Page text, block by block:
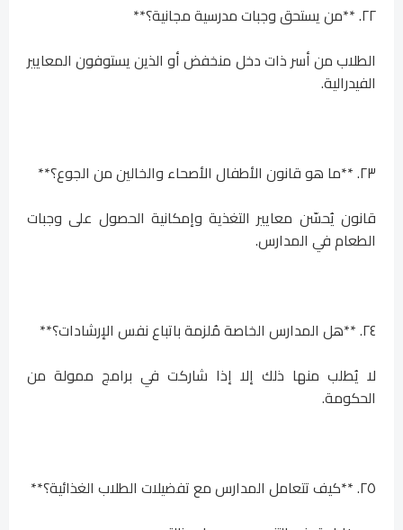
٢٢. **من يستحق وجبات مدرسية مجانية؟**
الطلاب من أسر ذات دخل منخفض أو الذين يستوفون المعايير
الفيدرالية.
٢٣. **ما هو قانون الأطفال الأصحاء والخالين من الجوع؟**
قانون يُحسّن معايير التغذية وإمكانية الحصول على وجبات
الطعام في المدارس.
٢٤. **هل المدارس الخاصة مُلزمة باتباع نفس الإرشادات؟**
لا يُطلب منها ذلك إلا إذا شاركت في برامج ممولة من
الحكومة.
٢٥. **كيف تتعامل المدارس مع تفضيلات الطلاب الغذائية؟**